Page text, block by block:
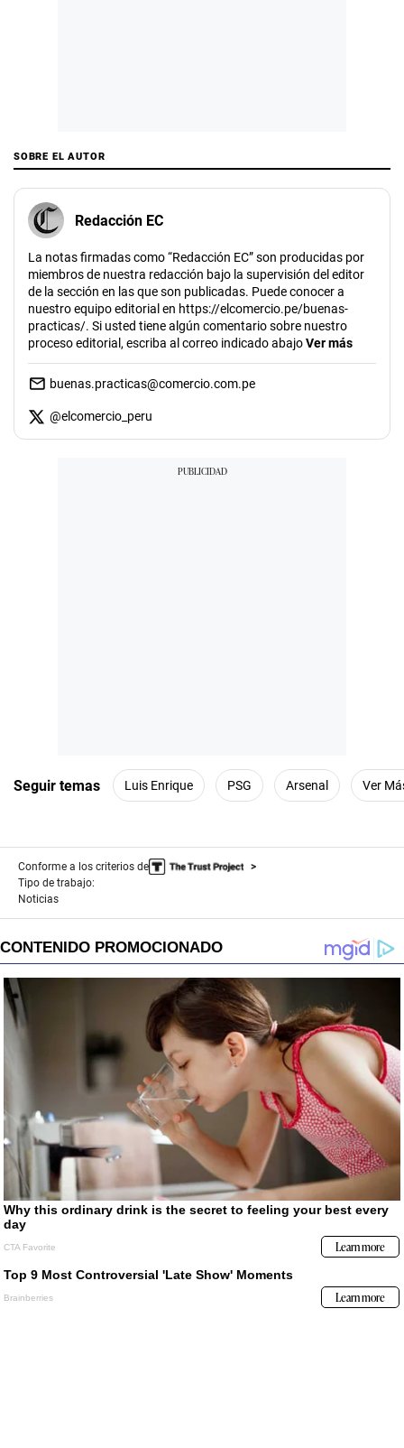
SOBRE EL AUTOR
Redacción EC
La notas firmadas como “Redacción EC” son producidas por
miembros de nuestra redacción bajo la supervisión del editor
de la sección en las que son publicadas. Puede conocer a
nuestro equipo editorial en https://elcomercio.pe/buenas-
practicas/. Si usted tiene algún comentario sobre nuestro
proceso editorial, escriba al correo indicado abajoVer más
buenas.practicas@comercio.com.pe
@elcomercio_peru
Seguir temas Luis Enrique PSG Arsenal Ver
Conforme a los criterios de
Tipo de trabajo:
Noticias